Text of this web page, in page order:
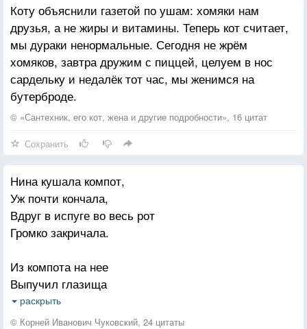
Коту объяснили газетой по ушам: хомяки нам
друзья, а не жиры и витамины. Теперь кот считает,
мы дураки ненормальные. Сегодня не жрём
хомяков, завтра дружим с пиццей, целуем в нос
сардельку и недалёк тот час, мы женимся на
бутерброде.
© «Сантехник, его кот, жена и другие подробности», 16 цитат
Сохранить
Нина кушала компот,
Уж почти кончала,
Вдруг в испуге во весь рот
Громко закричала.
Из компота на нее
Выпучил глазища
Ой-ой-ой, какой большой
Белый червячище!
раскрыть
© Корней Иванович Чуковский, 24 цитаты